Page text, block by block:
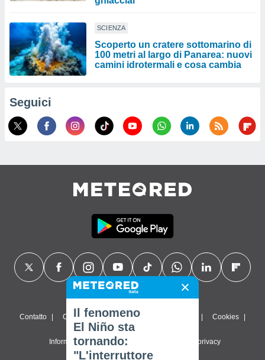
SCIENZA
Scoperto un cratere sottomarino di
100 metri al largo di Panarea: nuovi
camini idrotermali e cosa cambia
Seguici
Contatto Chi siamo FAQ Cookies
Informativa sulla privacy Impostazioni sulla privacy
Il fenomeno
El Niño sta
tornando:
"L'interruttore